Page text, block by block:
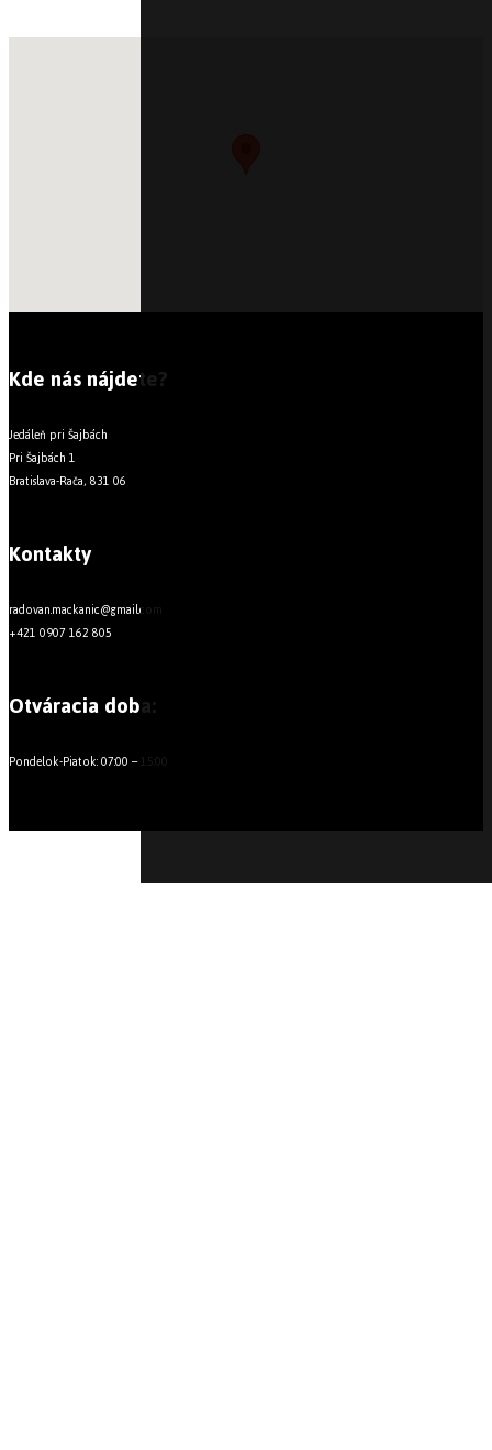
Kde nás nájdete?
Jedáleň pri Šajbách
Pri Šajbách 1
Bratislava-Rača, 831 06
Kontakty
radovan.mackanic@gmail.com
+421 0907 162 805
Otváracia doba:
Pondelok-Piatok: 07:00 – 15:00